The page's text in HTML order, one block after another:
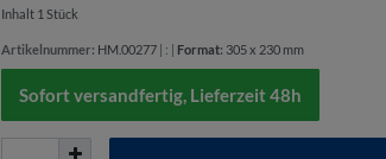
Inhalt 1 Stück
Artikelnummer: HM.00277 : Format: 305 x 230 mm
Sofort versandfertig, Lieferzeit 48h